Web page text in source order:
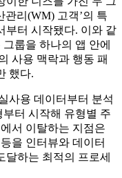
관리(WM) 고객’의 특
부터 시작됐다. 이와 같
룹을 하나의 앱 안에
사용 맥락과 행동 패
했다.
사용 데이터부터 분석
터 시작해 유형별 주
서 이탈하는 지점은
을 인터뷰와 데이터
달하는 최적의 프로세